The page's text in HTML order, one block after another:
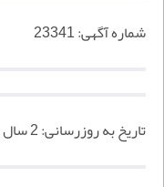
شماره آگهی:23341
تاریخ به روزرسانی:2 سال پیش